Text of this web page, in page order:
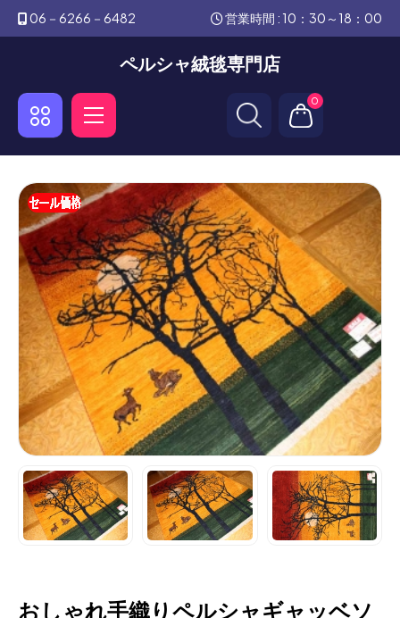
06－6266－6482 営業時間 : 10：30～18：00
ペルシャ絨毯専門店
0
おしゃれ手織りペルシャギャッベソ